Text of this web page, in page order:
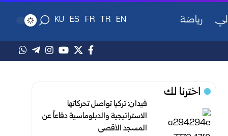
رياضة EN
TR
FR
ES
KU
اخترنا لك
فيدان: تركيا تواصل تحركاتها
الاستراتيجية والدبلوماسية دفاعاً عن
المسجد الأقصى